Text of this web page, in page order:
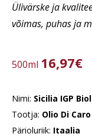
Ülivärske ja
võimas, puhas ja
500ml 16,97€
Nimi: Sicilia IGP
Tootja: Olio Di Caro
Pärioluriik: Itaalia